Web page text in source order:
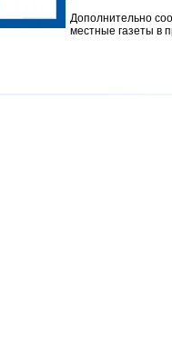
Дополнительно
местные газеты в